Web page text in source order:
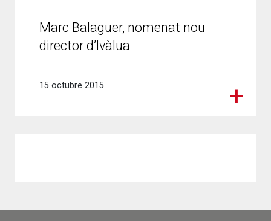
Marc Balaguer, nomenat nou
director d’Ivàlua
15 octubre 2015